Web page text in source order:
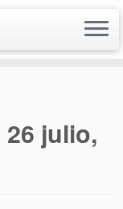
26 julio,